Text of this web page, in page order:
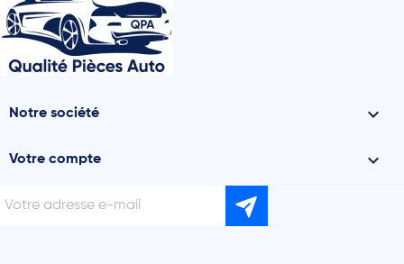
Notre société 
Votre compte 